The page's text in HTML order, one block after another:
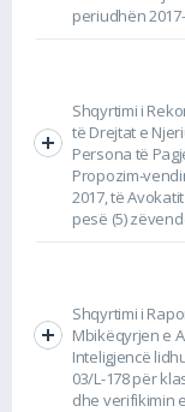
periudhën
Shqyrtimi i
të Drejtat e
Persona të
Propozim-
2017, të
pesë (5)
Shqyrtimi i
Mbikëqyrjen e
Inteligjencë
03/L-178 për
dhe verifikimin